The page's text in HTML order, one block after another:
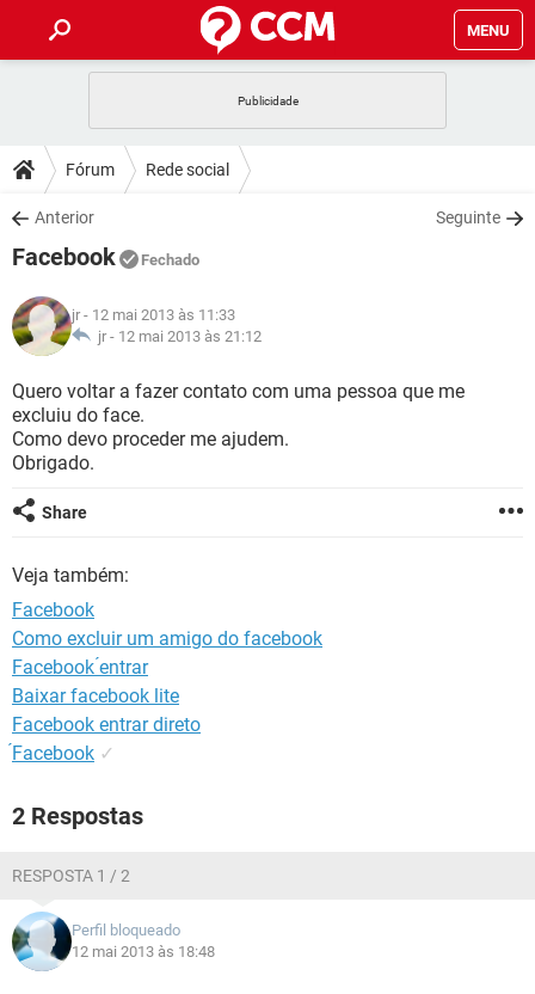
MENU
CELULAR
OUTLOOK
INSTAGRAM
GUIA DE COMPRAS
DICAS
JOGOS
INSTAGRAM
GUIA DE COMPRAS
DOWNLOADS
JOGOS
CELULAR
OUTLOOK
INSTAGRAM
GUIA DE COMPRAS
JOGOS
CELULAR
OUTLOOK EXCEL
INSTAGRAM GMAIL
GLOSSÁRIO
CELULAR
OUTLOOK
INSTAGRAM
Fórum Rede social
Anterior Seguinte
Facebook Fechado
jr - 12 mai 2013 às 11:33
jr - 12 mai 2013 às 21:12
Quero voltar a fazer contato com uma pessoa que me
excluiu do face.
Como devo proceder me ajudem.
Obrigado.
Share
Veja também:
Facebook
Como excluir um amigo do facebook
Facebook ́entrar
Baixar facebook lite
Facebook entrar direto
́Facebook ✓
2 Respostas
RESPOSTA 1 / 2
Perfil bloqueado
12 mai 2013 às 18:48